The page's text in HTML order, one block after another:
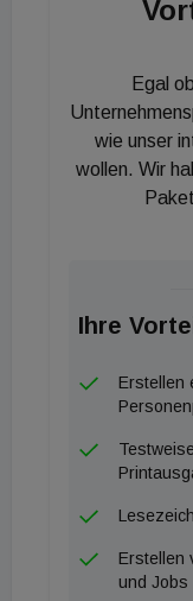
13 Prozent
könnte sie
Anleihen mit
„Diese
können – und
voranzutreiben
können."
Plattform-
DACH-Raum.
nach
Egal
wie unser
wollen. Wir
Ihre
Erstellen
Erstellen
und Jobs